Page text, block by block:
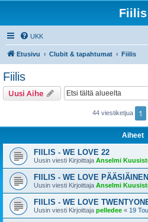
Fiilis
UKK
Etusivu Clubit & tapahtumat Fiilis
Fiilis
Uusi Aihe
44 viestiketjua 1
Aiheet
FIILIS - WE LOVE 22
Uusin viesti Kirjoittaja Anselmi
FIILIS - WE LOVE
Uusin viesti Kirjoittaja Anselmi
FIILIS - WE LOVE
Uusin viesti Kirjoittaja pelledee « 19